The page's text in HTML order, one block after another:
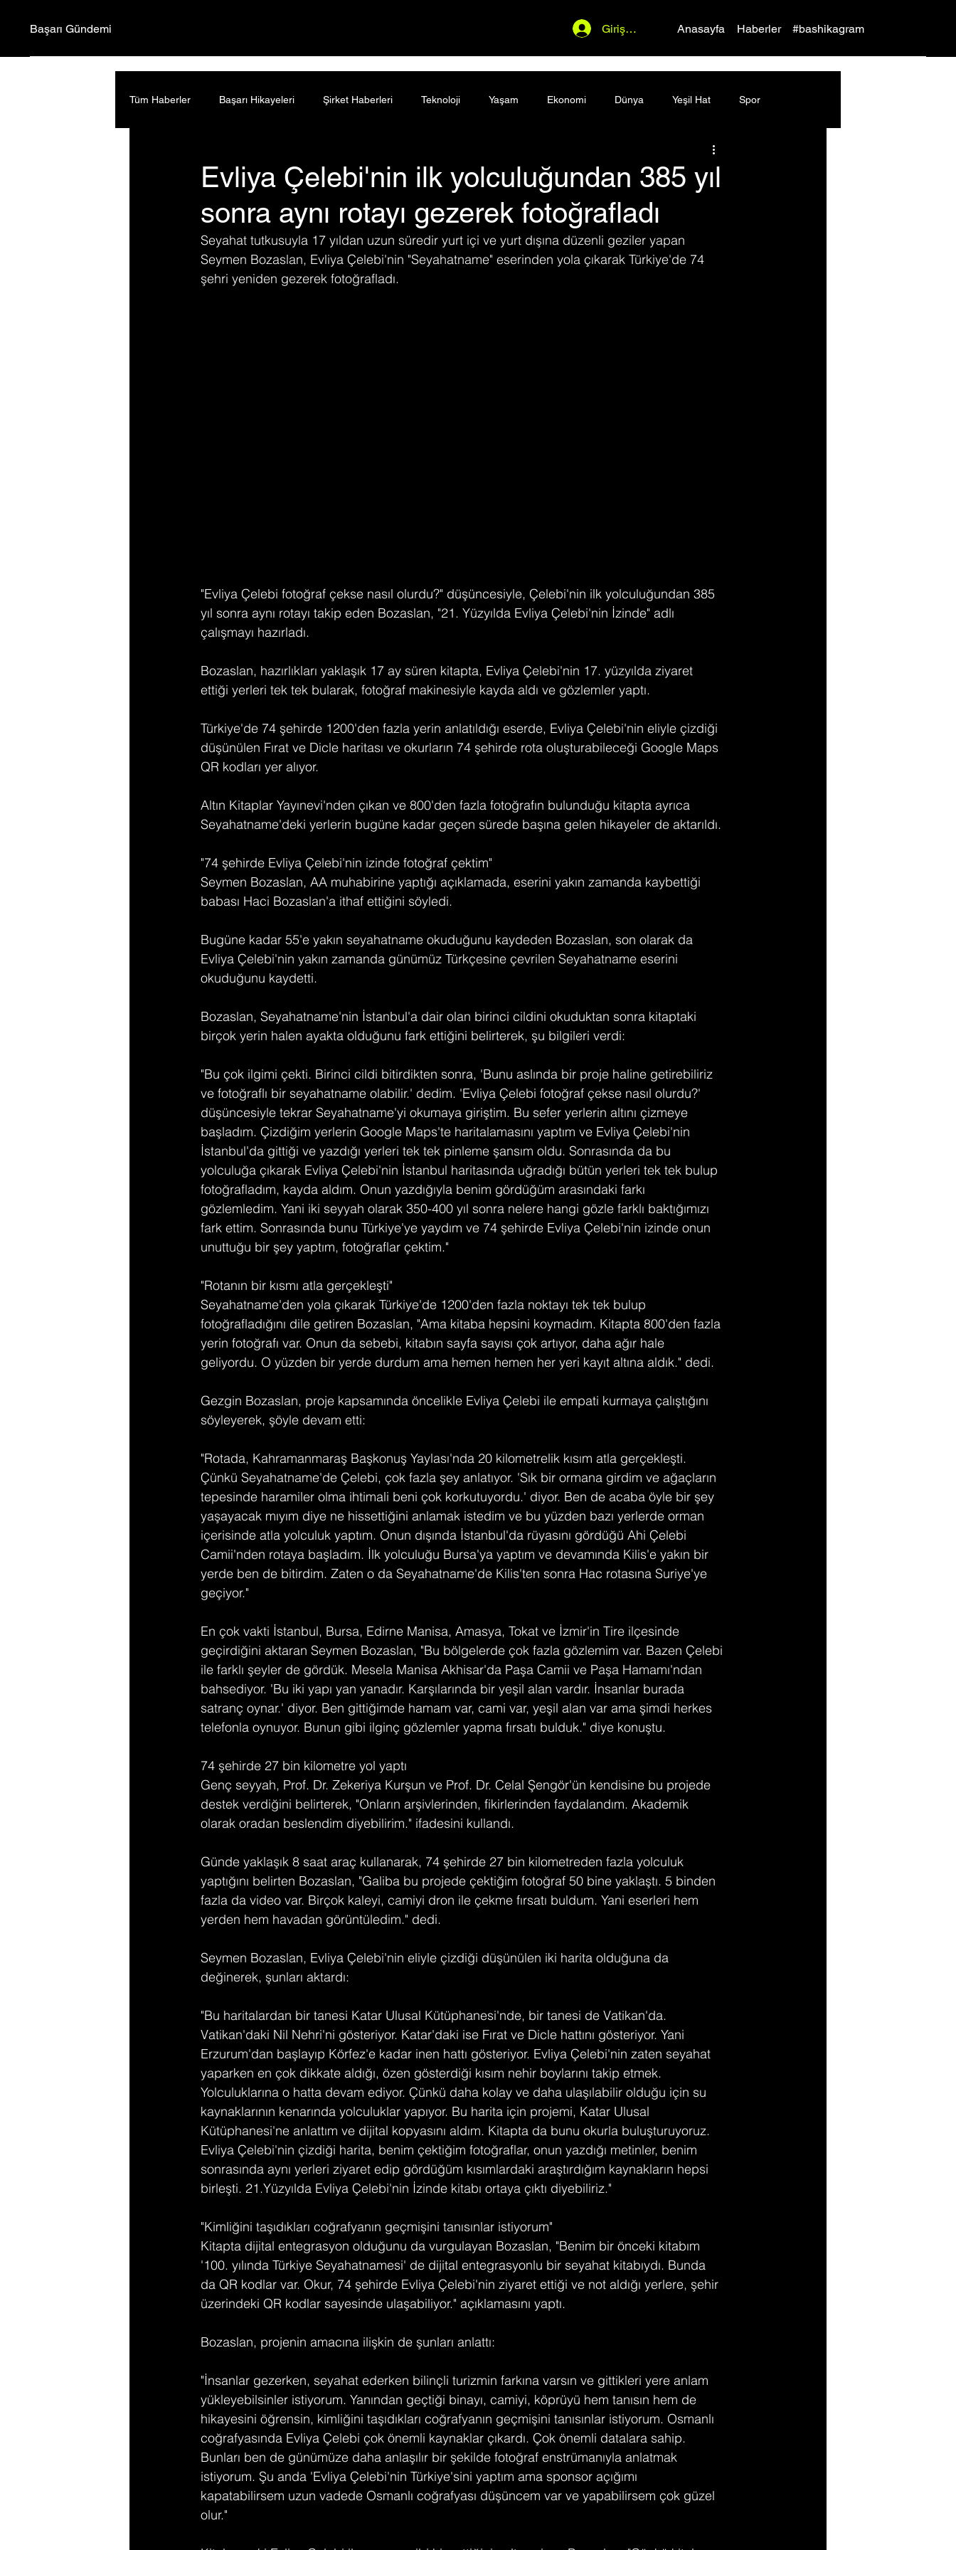
Başarı Gündemi Anasayfa Haberler #bashikagram
Giriş Yap
Tüm Haberler Başarı Hikayeleri Şirket Haberleri Teknoloji Yaşam Ekonomi Dünya Yeşil Hat Spor
Evliya Çelebi'nin ilk yolculuğundan 385 yıl
sonra aynı rotayı gezerek fotoğrafladı
Seyahat tutkusuyla 17 yıldan uzun süredir yurt içi ve yurt dışına düzenli geziler yapan
Seymen Bozaslan, Evliya Çelebi'nin "Seyahatname" eserinden yola çıkarak Türkiye'de 74
şehri yeniden gezerek fotoğrafladı.
"Evliya Çelebi fotoğraf çekse nasıl olurdu?" düşüncesiyle, Çelebi'nin ilk yolculuğundan 385
yıl sonra aynı rotayı takip eden Bozaslan, "21. Yüzyılda Evliya Çelebi'nin İzinde" adlı
çalışmayı hazırladı.
Bozaslan, hazırlıkları yaklaşık 17 ay süren kitapta, Evliya Çelebi'nin 17. yüzyılda ziyaret
ettiği yerleri tek tek bularak, fotoğraf makinesiyle kayda aldı ve gözlemler yaptı.
Türkiye'de 74 şehirde 1200'den fazla yerin anlatıldığı eserde, Evliya Çelebi'nin eliyle çizdiği
düşünülen Fırat ve Dicle haritası ve okurların 74 şehirde rota oluşturabileceği Google Maps
QR kodları yer alıyor.
Altın Kitaplar Yayınevi'nden çıkan ve 800'den fazla fotoğrafın bulunduğu kitapta ayrıca
Seyahatname'deki yerlerin bugüne kadar geçen sürede başına gelen hikayeler de aktarıldı.
"74 şehirde Evliya Çelebi'nin izinde fotoğraf çektim"
Seymen Bozaslan, AA muhabirine yaptığı açıklamada, eserini yakın zamanda kaybettiği
babası Haci Bozaslan'a ithaf ettiğini söyledi.
Bugüne kadar 55'e yakın seyahatname okuduğunu kaydeden Bozaslan, son olarak da
Evliya Çelebi'nin yakın zamanda günümüz Türkçesine çevrilen Seyahatname eserini
okuduğunu kaydetti.
Bozaslan, Seyahatname'nin İstanbul'a dair olan birinci cildini okuduktan sonra kitaptaki
birçok yerin halen ayakta olduğunu fark ettiğini belirterek, şu bilgileri verdi:
"Bu çok ilgimi çekti. Birinci cildi bitirdikten sonra, 'Bunu aslında bir proje haline getirebiliriz
ve fotoğraflı bir seyahatname olabilir.' dedim. 'Evliya Çelebi fotoğraf çekse nasıl olurdu?'
düşüncesiyle tekrar Seyahatname'yi okumaya giriştim. Bu sefer yerlerin altını çizmeye
başladım. Çizdiğim yerlerin Google Maps'te haritalamasını yaptım ve Evliya Çelebi'nin
İstanbul'da gittiği ve yazdığı yerleri tek tek pinleme şansım oldu. Sonrasında da bu
yolculuğa çıkarak Evliya Çelebi'nin İstanbul haritasında uğradığı bütün yerleri tek tek bulup
fotoğrafladım, kayda aldım. Onun yazdığıyla benim gördüğüm arasındaki farkı
gözlemledim. Yani iki seyyah olarak 350-400 yıl sonra nelere hangi gözle farklı baktığımızı
fark ettim. Sonrasında bunu Türkiye'ye yaydım ve 74 şehirde Evliya Çelebi'nin izinde onun
unuttuğu bir şey yaptım, fotoğraflar çektim."
"Rotanın bir kısmı atla gerçekleşti"
Seyahatname'den yola çıkarak Türkiye'de 1200'den fazla noktayı tek tek bulup
fotoğrafladığını dile getiren Bozaslan, "Ama kitaba hepsini koymadım. Kitapta 800'den fazla
yerin fotoğrafı var. Onun da sebebi, kitabın sayfa sayısı çok artıyor, daha ağır hale
geliyordu. O yüzden bir yerde durdum ama hemen hemen her yeri kayıt altına aldık." dedi.
Gezgin Bozaslan, proje kapsamında öncelikle Evliya Çelebi ile empati kurmaya çalıştığını
söyleyerek, şöyle devam etti:
"Rotada, Kahramanmaraş Başkonuş Yaylası'nda 20 kilometrelik kısım atla gerçekleşti.
Çünkü Seyahatname'de Çelebi, çok fazla şey anlatıyor. 'Sık bir ormana girdim ve ağaçların
tepesinde haramiler olma ihtimali beni çok korkutuyordu.' diyor. Ben de acaba öyle bir şey
yaşayacak mıyım diye ne hissettiğini anlamak istedim ve bu yüzden bazı yerlerde orman
içerisinde atla yolculuk yaptım. Onun dışında İstanbul'da rüyasını gördüğü Ahi Çelebi
Camii'nden rotaya başladım. İlk yolculuğu Bursa'ya yaptım ve devamında Kilis'e yakın bir
yerde ben de bitirdim. Zaten o da Seyahatname'de Kilis'ten sonra Hac rotasına Suriye'ye
geçiyor."
En çok vakti İstanbul, Bursa, Edirne Manisa, Amasya, Tokat ve İzmir'in Tire ilçesinde
geçirdiğini aktaran Seymen Bozaslan, "Bu bölgelerde çok fazla gözlemim var. Bazen Çelebi
ile farklı şeyler de gördük. Mesela Manisa Akhisar'da Paşa Camii ve Paşa Hamamı'ndan
bahsediyor. 'Bu iki yapı yan yanadır. Karşılarında bir yeşil alan vardır. İnsanlar burada
satranç oynar.' diyor. Ben gittiğimde hamam var, cami var, yeşil alan var ama şimdi herkes
telefonla oynuyor. Bunun gibi ilginç gözlemler yapma fırsatı bulduk." diye konuştu.
74 şehirde 27 bin kilometre yol yaptı
Genç seyyah, Prof. Dr. Zekeriya Kurşun ve Prof. Dr. Celal Şengör'ün kendisine bu projede
destek verdiğini belirterek, "Onların arşivlerinden, fikirlerinden faydalandım. Akademik
olarak oradan beslendim diyebilirim." ifadesini kullandı.
Günde yaklaşık 8 saat araç kullanarak, 74 şehirde 27 bin kilometreden fazla yolculuk
yaptığını belirten Bozaslan, "Galiba bu projede çektiğim fotoğraf 50 bine yaklaştı. 5 binden
fazla da video var. Birçok kaleyi, camiyi dron ile çekme fırsatı buldum. Yani eserleri hem
yerden hem havadan görüntüledim." dedi.
Seymen Bozaslan, Evliya Çelebi'nin eliyle çizdiği düşünülen iki harita olduğuna da
değinerek, şunları aktardı:
"Bu haritalardan bir tanesi Katar Ulusal Kütüphanesi'nde, bir tanesi de Vatikan'da.
Vatikan'daki Nil Nehri'ni gösteriyor. Katar'daki ise Fırat ve Dicle hattını gösteriyor. Yani
Erzurum'dan başlayıp Körfez'e kadar inen hattı gösteriyor. Evliya Çelebi'nin zaten seyahat
yaparken en çok dikkate aldığı, özen gösterdiği kısım nehir boylarını takip etmek.
Yolculuklarına o hatta devam ediyor. Çünkü daha kolay ve daha ulaşılabilir olduğu için su
kaynaklarının kenarında yolculuklar yapıyor. Bu harita için projemi, Katar Ulusal
Kütüphanesi'ne anlattım ve dijital kopyasını aldım. Kitapta da bunu okurla buluşturuyoruz.
Evliya Çelebi'nin çizdiği harita, benim çektiğim fotoğraflar, onun yazdığı metinler, benim
sonrasında aynı yerleri ziyaret edip gördüğüm kısımlardaki araştırdığım kaynakların hepsi
birleşti. 21.Yüzyılda Evliya Çelebi'nin İzinde kitabı ortaya çıktı diyebiliriz."
"Kimliğini taşıdıkları coğrafyanın geçmişini tanısınlar istiyorum"
Kitapta dijital entegrasyon olduğunu da vurgulayan Bozaslan, "Benim bir önceki kitabım
'100. yılında Türkiye Seyahatnamesi' de dijital entegrasyonlu bir seyahat kitabıydı. Bunda
da QR kodlar var. Okur, 74 şehirde Evliya Çelebi'nin ziyaret ettiği ve not aldığı yerlere, şehir
üzerindeki QR kodlar sayesinde ulaşabiliyor." açıklamasını yaptı.
Bozaslan, projenin amacına ilişkin de şunları anlattı:
"İnsanlar gezerken, seyahat ederken bilinçli turizmin farkına varsın ve gittikleri yere anlam
yükleyebilsinler istiyorum. Yanından geçtiği binayı, camiyi, köprüyü hem tanısın hem de
hikayesini öğrensin, kimliğini taşıdıkları coğrafyanın geçmişini tanısınlar istiyorum. Osmanlı
coğrafyasında Evliya Çelebi çok önemli kaynaklar çıkardı. Çok önemli datalara sahip.
Bunları ben de günümüze daha anlaşılır bir şekilde fotoğraf enstrümanıyla anlatmak
istiyorum. Şu anda 'Evliya Çelebi'nin Türkiye'sini yaptım ama sponsor açığımı
kapatabilirsem uzun vadede Osmanlı coğrafyası düşüncem var ve yapabilirsem çok güzel
olur."